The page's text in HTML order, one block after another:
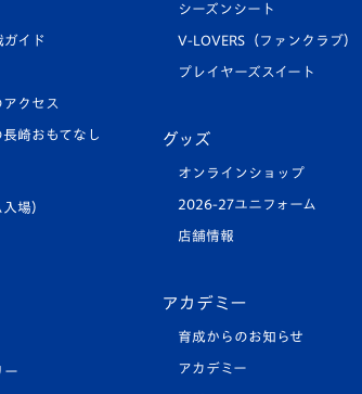
ガイド
アクセス
崎おもてなし
場）
ー
シーズンシート
V-LOVERS（ファンクラブ）
プレイヤーズスイート
グッズ
オンラインショップ
2026-27ユニフォーム
店舗情報
アカデミー
育成からのお知らせ
アカデミー